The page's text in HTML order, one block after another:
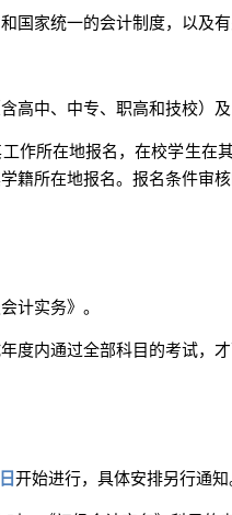
国家统一的会计制度，以及
中、中专、职高和技校）及
作所在地报名，在校学生在
籍所在地报名。报名条件审
计实务》。
度内通过全部科目的考试，才
开始进行，具体安排另行通知